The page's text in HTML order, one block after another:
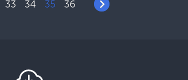
33 34 35 36